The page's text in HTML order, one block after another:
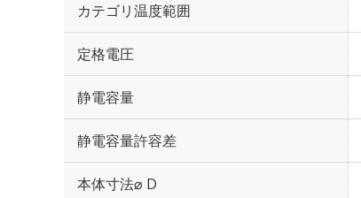
カテゴリ温度範囲
定格電圧
静電容量
静電容量許容差
本体寸法⌀ D